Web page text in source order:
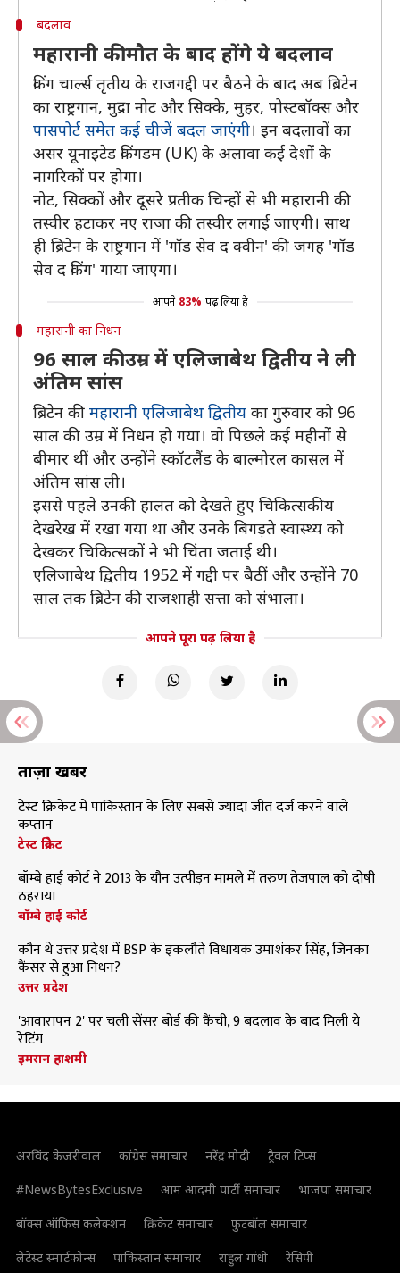
बदलाव
महारानी की मौत के बाद होंगे ये बदलाव
किंग चार्ल्स तृतीय के राजगद्दी पर बैठने के बाद अब ब्रिटेन
का राष्ट्रगान, मुद्रा नोट और सिक्के, मुहर, पोस्टबॉक्स और
पासपोर्ट समेत कई चीजें बदल जाएंगी। इन बदलावों का
असर यूनाइटेड किंगडम (UK) के अलावा कई देशों के
नागरिकों पर होगा।
नोट, सिक्कों और दूसरे प्रतीक चिन्हों से भी महारानी की
तस्वीर हटाकर नए राजा की तस्वीर लगाई जाएगी। साथ
ही ब्रिटेन के राष्ट्रगान में 'गॉड सेव द क्वीन' की जगह 'गॉड
सेव द किंग' गाया जाएगा।
आपने 83% पढ़ लिया है
महारानी का निधन
96 साल की उम्र में एलिजाबेथ द्वितीय ने ली
अंतिम सांस
ब्रिटेन की महारानी एलिजाबेथ द्वितीय का गुरुवार को 96
साल की उम्र में निधन हो गया। वो पिछले कई महीनों से
बीमार थीं और उन्होंने स्कॉटलैंड के बाल्मोरल कासल में
अंतिम सांस ली।
इससे पहले उनकी हालत को देखते हुए चिकित्सकीय
देखरेख में रखा गया था और उनके बिगड़ते स्वास्थ्य को
देखकर चिकित्सकों ने भी चिंता जताई थी।
एलिजाबेथ द्वितीय 1952 में गद्दी पर बैठीं और उन्होंने 70
साल तक ब्रिटेन की राजशाही सत्ता को संभाला।
आपने पूरा पढ़ लिया है
ताज़ा खबरें
टेस्ट क्रिकेट में पाकिस्तान के लिए सबसे ज्यादा जीत दर्ज करने वाले
कप्तान
टेस्ट क्रिकेट
बॉम्बे हाई कोर्ट ने 2013 के यौन उत्पीड़न मामले में तरुण तेजपाल को दोषी
ठहराया
बॉम्बे हाई कोर्ट
कौन थे उत्तर प्रदेश में BSP के इकलौते विधायक उमाशंकर सिंह, जिनका
कैंसर से हुआ निधन?
उत्तर प्रदेश
'आवारापन 2' पर चली सेंसर बोर्ड की कैंची, 9 बदलाव के बाद मिली ये
रेटिंग
इमरान हाशमी
अरविंद केजरीवाल कांग्रेस समाचार नरेंद्र मोदी
ट्रैवल टिप्स
#NewsBytesExclusive
आम आदमी पार्टी समाचार
भाजपा समाचार
बॉक्स ऑफिस कलेक्शन
क्रिकेट समाचार
फुटबॉल समाचार
लेटेस्ट स्मार्टफोन्स
पाकिस्तान समाचार राहुल गांधी रेसिपी